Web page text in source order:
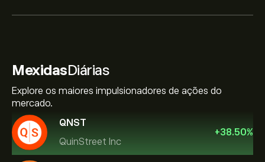
MexidasDiárias
Explore os maiores impulsionadores de ações do
mercado.
QNST
QuinStreet Inc
+38.50%